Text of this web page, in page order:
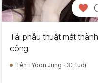
Tái phẫu thuật mắt thành
công
Tên : Yoon Jung · 33 tuổi